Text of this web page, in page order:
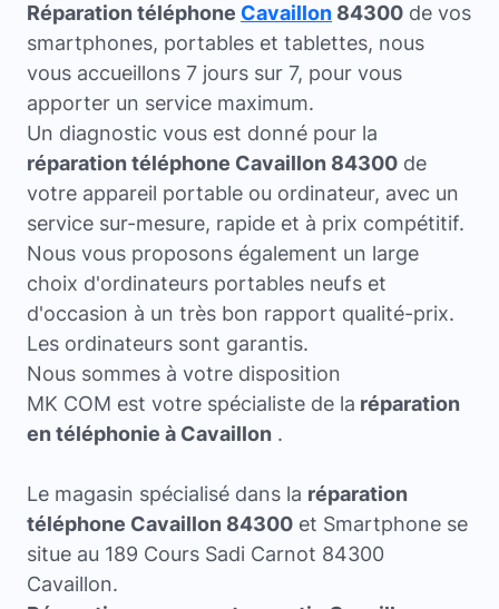
Réparation téléphone Cavaillon 84300 de vos
smartphones, portables et tablettes, nous
vous accueillons 7 jours sur 7, pour vous
apporter un service maximum.
Un diagnostic vous est donné pour la
réparation téléphone Cavaillon 84300 de
votre appareil portable ou ordinateur, avec un
service sur-mesure, rapide et à prix compétitif.
Nous vous proposons également un large
choix d'ordinateurs portables neufs et
d'occasion à un très bon rapport qualité-prix.
Les ordinateurs sont garantis.
Nous sommes à votre disposition
MK COM est votre spécialiste de la réparation
en téléphonie à Cavaillon .
Le magasin spécialisé dans la réparation
téléphone Cavaillon 84300 et Smartphone se
situe au 189 Cours Sadi Carnot 84300
Cavaillon.